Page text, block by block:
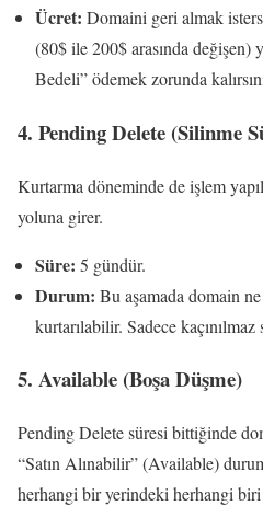
Ücret: Domaini geri almak
(80$ ile 200$ arasında değişen)
Bedeli” ödemek zorunda
4. Pending Delete (Silinme
Kurtarma döneminde de işlem
yoluna girer.
Süre: 5 gündür.
Durum: Bu aşamada domain
kurtarılabilir. Sadece
5. Available (Boşa Düşme)
Pending Delete süresi bittiğinde
“Satın Alınabilir” (Available)
herhangi bir yerindeki herhangi